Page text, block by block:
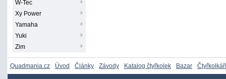
W-Tec
Xy Power
Yamaha
Yuki
Zim
Quadmania.cz Úvod Články Závody Katalog čtyřkolek Bazar Čtyřkolkáři